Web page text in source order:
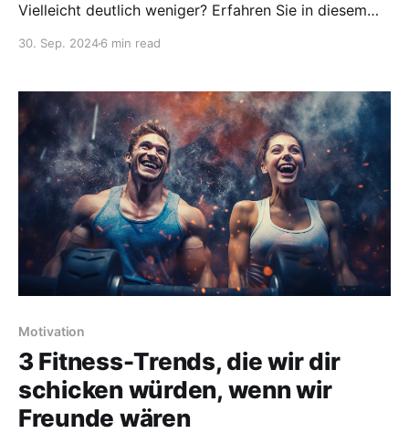
Vielleicht deutlich weniger? Erfahren Sie in diesem
30. Sep. 20246 min read
Motivation
3 Fitness-Trends, die wir dir
schicken würden, wenn wir
Freunde wären